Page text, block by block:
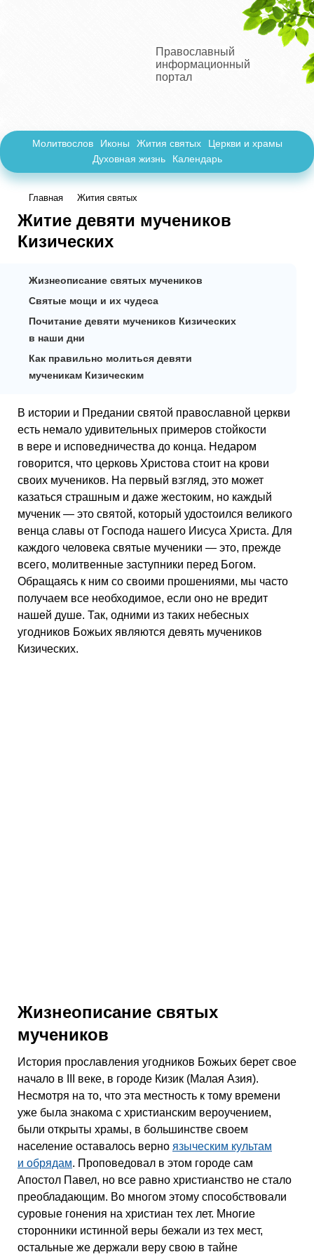
Православный
информационный
портал
Молитвослов Иконы Жития святых
Церкви и храмы
Духовная жизнь
Календарь
Главная Жития святых
Житие девяти мучеников
Кизических
Жизнеописание святых мучеников
Святые мощи и их чудеса
Почитание девяти мучеников Кизических
в наши дни
Как правильно молиться девяти
мученикам Кизическим
В истории и Предании святой православной церкви
есть немало удивительных примеров стойкости
в вере и исповедничества до конца. Недаром
говорится, что церковь Христова стоит на крови
своих мучеников. На первый взгляд, это может
казаться страшным и даже жестоким, но каждый
мученик — это святой, который удостоился великого
венца славы от Господа нашего Иисуса Христа. Для
каждого человека святые мученики — это, прежде
всего, молитвенные заступники перед Богом.
Обращаясь к ним со своими прошениями, мы часто
получаем все необходимое, если оно не вредит
нашей душе. Так, одними из таких небесных
угодников Божьих являются девять мучеников
Кизических.
Жизнеописание святых
мучеников
История прославления угодников Божьих берет свое
начало в ІІІ веке, в городе Кизик (Малая Азия).
Несмотря на то, что эта местность к тому времени
уже была знакома с христианским вероучением,
были открыты храмы, в большинстве своем
население оставалось верно языческим культам
и обрядам. Проповедовал в этом городе сам
Апостол Павел, но все равно христианство не стало
преобладающим. Во многом этому способствовали
суровые гонения на христиан тех лет. Многие
сторонники истинной веры бежали из тех мест,
остальные же держали веру свою в тайне